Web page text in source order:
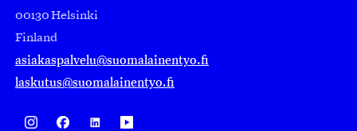
00130 Helsinki
Finland
asiakaspalvelu@suomalainentyo.fi
laskutus@suomalainentyo.fi